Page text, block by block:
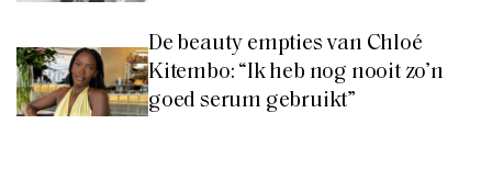
De beauty empties van Chloé
Kitembo: “Ik heb nog nooit zo’n
goed serum gebruikt”